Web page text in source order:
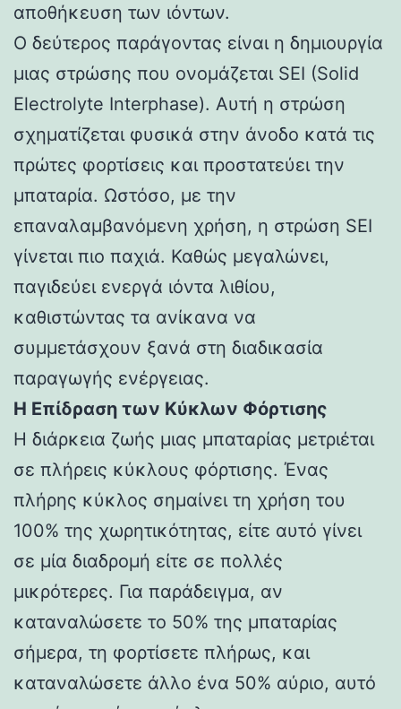
αποθήκευση των ιόντων.
Ο δεύτερος παράγοντας είναι η δημιουργία
μιας στρώσης που ονομάζεται SEI (Solid
Electrolyte Interphase). Αυτή η στρώση
σχηματίζεται φυσικά στην άνοδο κατά τις
πρώτες φορτίσεις και προστατεύει την
μπαταρία. Ωστόσο, με την
επαναλαμβανόμενη χρήση, η στρώση SEI
γίνεται πιο παχιά. Καθώς μεγαλώνει,
παγιδεύει ενεργά ιόντα λιθίου,
καθιστώντας τα ανίκανα να
συμμετάσχουν ξανά στη διαδικασία
παραγωγής ενέργειας.
Η Επίδραση των Κύκλων Φόρτισης
Η διάρκεια ζωής μιας μπαταρίας μετριέται
σε πλήρεις κύκλους φόρτισης. Ένας
πλήρης κύκλος σημαίνει τη χρήση του
100% της χωρητικότητας, είτε αυτό γίνει
σε μία διαδρομή είτε σε πολλές
μικρότερες. Για παράδειγμα, αν
καταναλώσετε το 50% της μπαταρίας
σήμερα, τη φορτίσετε πλήρως, και
καταναλώσετε άλλο ένα 50% αύριο, αυτό